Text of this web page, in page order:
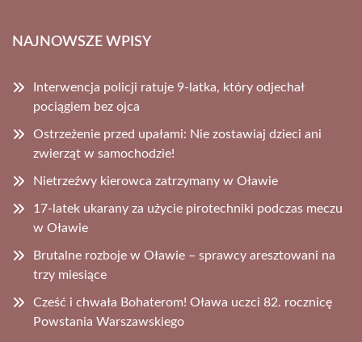
NAJNOWSZE WPISY
Interwencja policji ratuje 9-latka, który odjechał
pociągiem bez ojca
Ostrzeżenie przed upałami: Nie zostawiaj dzieci ani
zwierząt w samochodzie!
Nietrzeźwy kierowca zatrzymany w Oławie
17-latek ukarany za użycie pirotechniki podczas meczu
w Oławie
Brutalne rozboje w Oławie – sprawcy aresztowani na
trzy miesiące
Cześć i chwała Bohaterom! Oława uczci 82. rocznicę
Powstania Warszawskiego